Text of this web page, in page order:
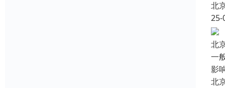
北
25-
北
一
影
北